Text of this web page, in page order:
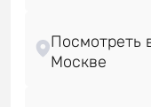
Посмотреть